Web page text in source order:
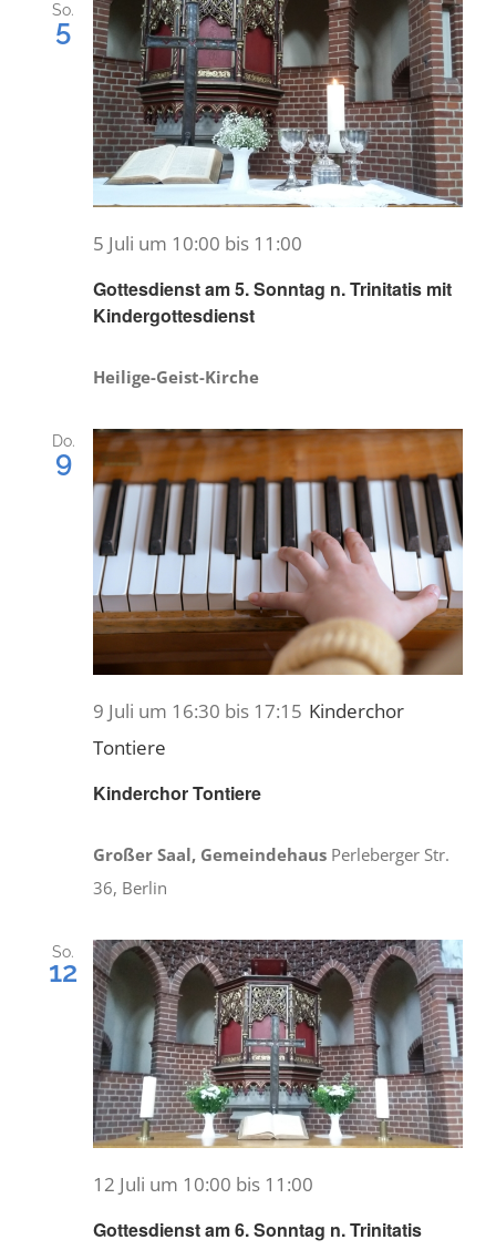
So.
5
Gottesdienst am 5. Sonntag n. Trinitatis mit
Kindergottesdienst
5 Juli um 10:00 bis 11:00
Heilige-Geist-Kirche
Do.
9
Kinderchor Tontiere
9 Juli um 16:30 bis 17:15 Kinderchor
Tontiere
Großer Saal, Gemeindehaus Perleberger Str.
36, Berlin
So.
12
Gottesdienst am 6. Sonntag n. Trinitatis
12 Juli um 10:00 bis 11:00